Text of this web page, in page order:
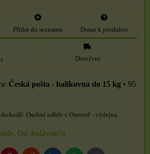
Přidat do seznamu Dotaz k produktu
Doručení
Česká pošta - balíkovna do 15 kg • 95
Osobní odběr v Ostrově - výdejna
Od dodávateľa